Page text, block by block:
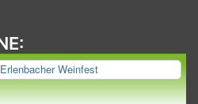
Weinfest